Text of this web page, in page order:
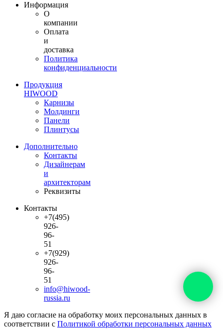
Информация
О
компании
Оплата
и
доставка
Политика
конфиденциальности
Продукция
HIWOOD
Карнизы
Молдинги
Панели
Плинтусы
Дополнительно
Контакты
Дизайнерам
и
архитекторам
Реквизиты
Контакты
+7(495)
926-
96-
51
+7(929)
926-
96-
51
info@hiwood-
russia.ru
Я даю согласие на обработку моих персональных данных в
соответствии с Политикой обработки персональных данных